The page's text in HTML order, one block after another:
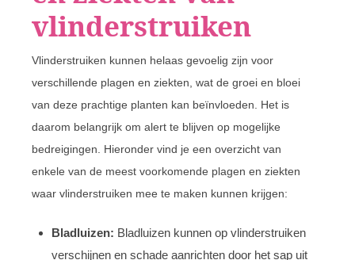
vlinderstruiken
Vlinderstruiken kunnen helaas gevoelig zijn voor
verschillende plagen en ziekten, wat de groei en bloei
van deze prachtige planten kan beïnvloeden. Het is
daarom belangrijk om alert te blijven op mogelijke
bedreigingen. Hieronder vind je een overzicht van
enkele van de meest voorkomende plagen en ziekten
waar vlinderstruiken mee te maken kunnen krijgen:
Bladluizen: Bladluizen kunnen op vlinderstruiken
verschijnen en schade aanrichten door het sap uit